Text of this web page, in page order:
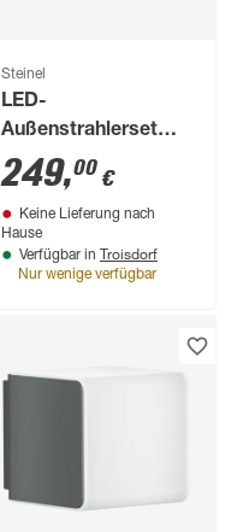
Steinel
LED-
Außenstrahlerset
'Spot Garden C 24V'
7,8 W 363 lm
warmweiß,
neutralweiß,
Farbwechsler IP 65
249,00 €
Keine Lieferung nach
Hause
Verfügbar in Troisdorf
Nur wenige verfügbar